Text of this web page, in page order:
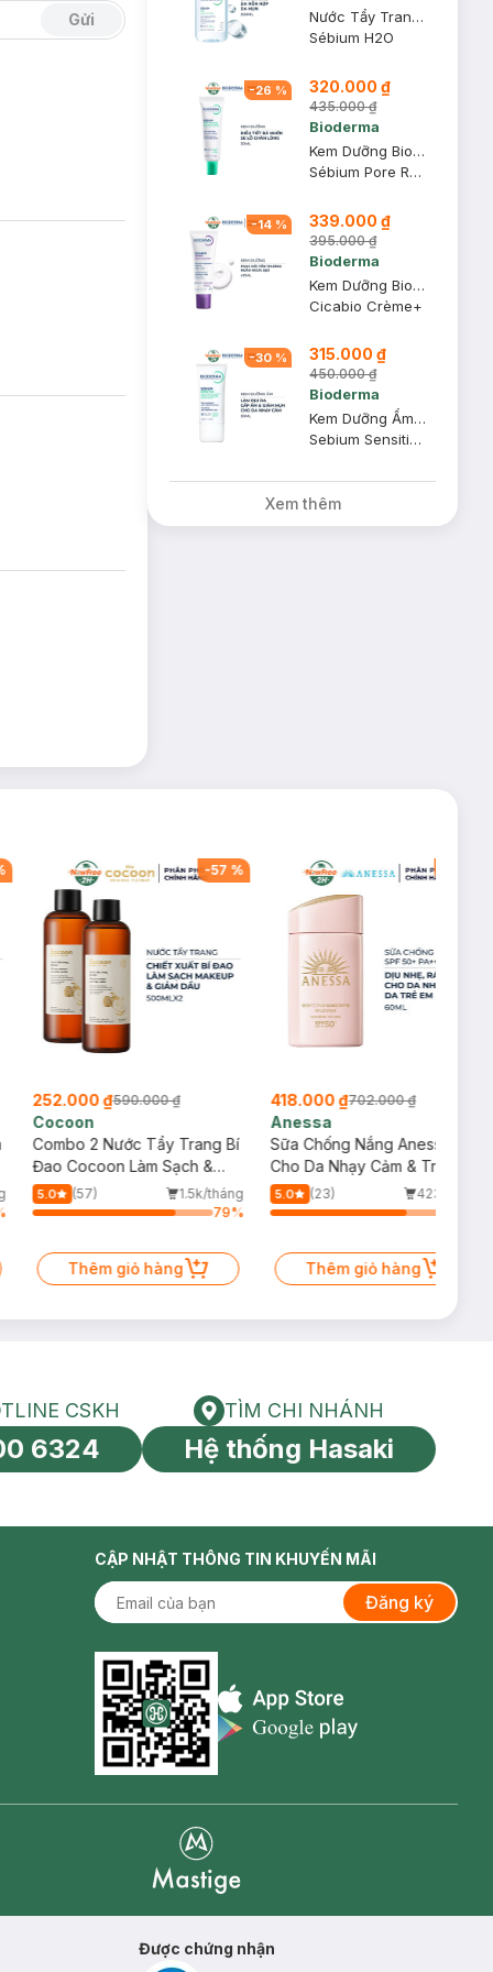
Gửi
Nước Tẩy Trang Bioderma Dành Cho Da Dầu & Hỗn Hợp 500ml
Sébium H2O
-26 % 320.000 ₫
435.000 ₫
Bioderma
Kem Dưỡng Bioderma Giúp Se Khít Lỗ Chân Lông 30ml
Sébium Pore Refiner
-14 % 339.000 ₫
395.000 ₫
Bioderma
Kem Dưỡng Bioderma Phục Hồi Da Tổn Thương Và Ngừa Sẹo 40ml
Cicabio Crème+
-30 % 315.000 ₫
450.000 ₫
Bioderma
Kem Dưỡng Ẩm Bioderma Dành Cho Da Mụn, Nhạy Cảm 30ml
Sebium Sensitive Soothing Anti-Blemish Care
Xem thêm
-57 %
252.000 ₫590.000 ₫
Cocoon
Combo 2 Nước Tẩy Trang Bí
Đao Cocoon Làm Sạch &
Giảm Dầu 500ml
5.0 (57)
1.5k/tháng
79%
Thêm giỏ hàng
418.000 ₫702.000 ₫
Anessa
Sữa Chống Nắng Anessa
Cho Da Nhạy Cảm & Trẻ Em
60ml (Mới)
5.0 (23)
423/tháng
Thêm giỏ hàng
toàn cầu
HOTLINE CSKH
CSKH
6324
Tìm chi nhánh
TÌM CHI NHÁNH
Hệ thống Hasaki
CẬP NHẬT THÔNG TIN KHUYẾN MÃI
Đăng ký
Appstore icon
Được chứng nhận